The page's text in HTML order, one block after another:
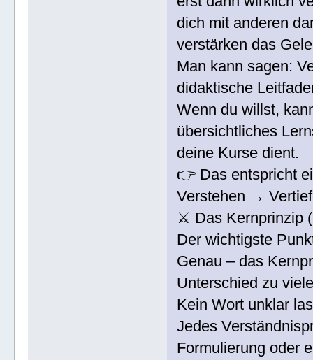
dich mit anderen
verstärken das
Man kann sagen:
didaktische
Wenn du willst,
übersichtliches
deine Kurse dient.
👉 Das entspricht
Verstehen →
⚔️ Das Kernprinzip
Der wichtigste
Genau – das
Unterschied zu
Kein Wort unklar
Jedes
Formulierung oder